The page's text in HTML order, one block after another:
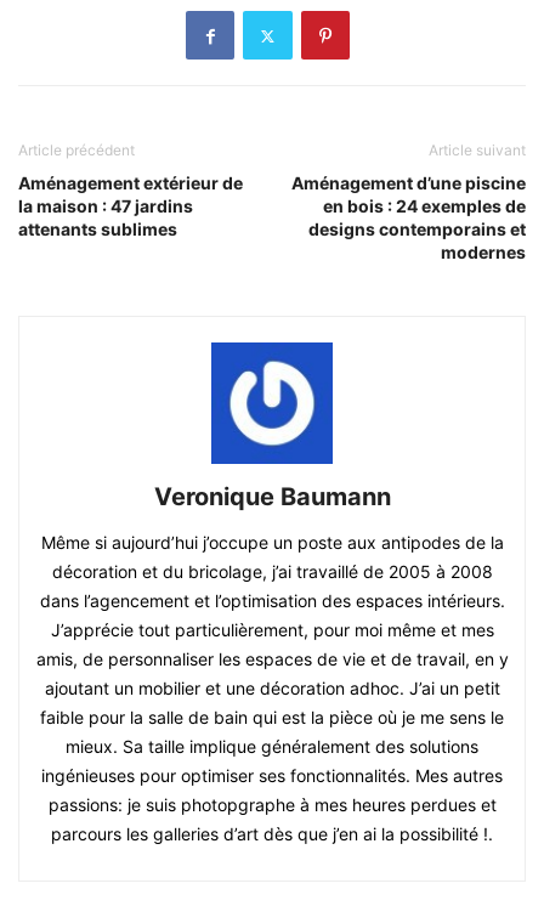
Article précédent
Aménagement extérieur de
la maison : 47 jardins
attenants sublimes
Article suivant
Aménagement d’une piscine
en bois : 24 exemples de
designs contemporains et
modernes
Veronique Baumann
Même si aujourd’hui j’occupe un poste aux antipodes de la
décoration et du bricolage, j’ai travaillé de 2005 à 2008
dans l’agencement et l’optimisation des espaces intérieurs.
J’apprécie tout particulièrement, pour moi même et mes
amis, de personnaliser les espaces de vie et de travail, en y
ajoutant un mobilier et une décoration adhoc. J’ai un petit
faible pour la salle de bain qui est la pièce où je me sens le
mieux. Sa taille implique généralement des solutions
ingénieuses pour optimiser ses fonctionnalités. Mes autres
passions: je suis photopgraphe à mes heures perdues et
parcours les galleries d’art dès que j’en ai la possibilité !.